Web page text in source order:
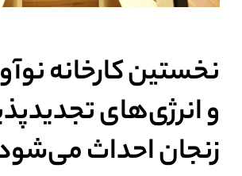
نخستین کارخانه
و انرژی‌های
زنجان احداث